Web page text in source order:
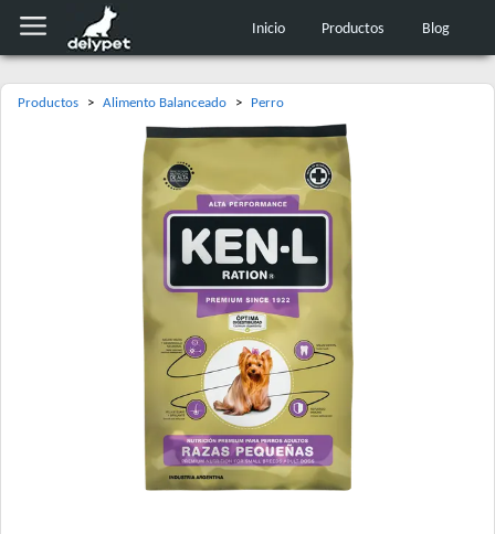
Inicio Productos Blog
Productos > Alimento Balanceado > Perro